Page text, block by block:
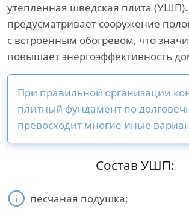
утепленная шведская плита (УШП).
предусматривает сооружение
с встроенным обогревом, что
повышает энергоэффективность
При правильной организации
плитный фундамент по
превосходит многие иные
Состав УШП:
песчаная подушка;